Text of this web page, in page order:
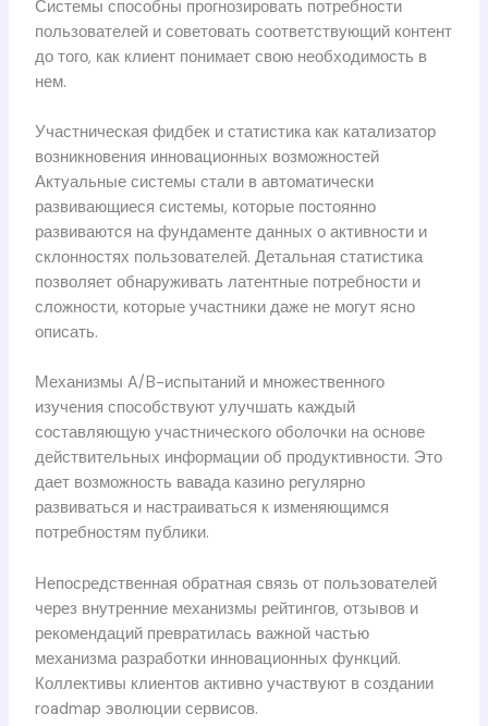
Системы способны прогнозировать потребности
пользователей и советовать соответствующий контент
до того, как клиент понимает свою необходимость в
нем.
Участническая фидбек и статистика как катализатор
возникновения инновационных возможностей
Актуальные системы стали в автоматически
развивающиеся системы, которые постоянно
развиваются на фундаменте данных о активности и
склонностях пользователей. Детальная статистика
позволяет обнаруживать латентные потребности и
сложности, которые участники даже не могут ясно
описать.
Механизмы A/B-испытаний и множественного
изучения способствуют улучшать каждый
составляющую участнического оболочки на основе
действительных информации об продуктивности. Это
дает возможность вавада казино регулярно
развиваться и настраиваться к изменяющимся
потребностям публики.
Непосредственная обратная связь от пользователей
через внутренние механизмы рейтингов, отзывов и
рекомендаций превратилась важной частью
механизма разработки инновационных функций.
Коллективы клиентов активно участвуют в создании
roadmap эволюции сервисов.